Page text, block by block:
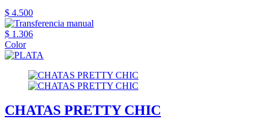
$ 4.500
$ 1.306
Color
CHATAS PRETTY CHIC